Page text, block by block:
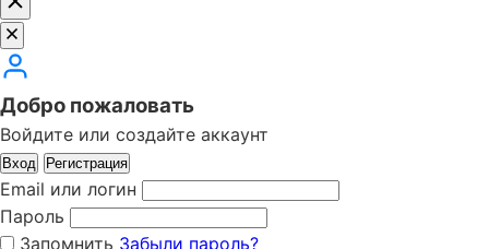
Добро пожаловать
Войдите или создайте аккаунт
Вход Регистрация
Email или логин
Пароль
Запомнить Забыли пароль?